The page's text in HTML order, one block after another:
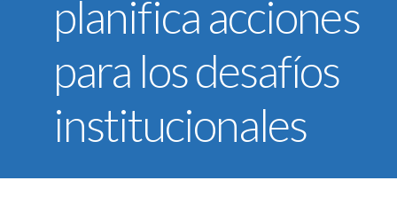
Reglamentos
SIIAN
Biblioteca U.C.B.
Himno U.C.B.
ONRES U.C.B.
planifica acciones
para los desafíos
institucionales